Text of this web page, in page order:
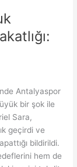
Antalyaspor
bir şok ile
Sara,
geçirdi ve
bildirildi.
hem de